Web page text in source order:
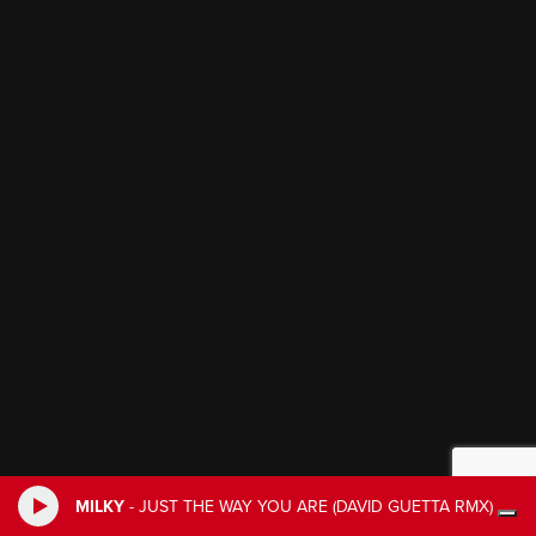
MILKY - JUST THE WAY YOU ARE (DAVID GUETTA RMX)